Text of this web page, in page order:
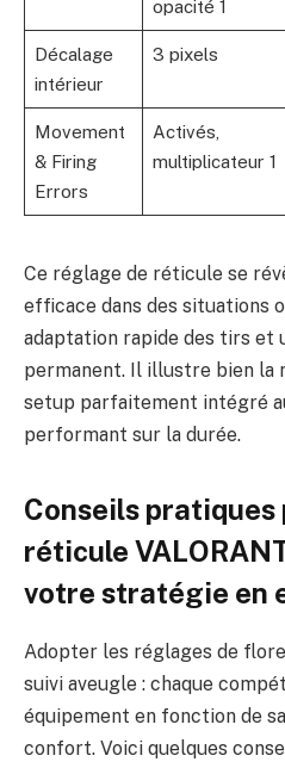
opacité 1
Décalage
intérieur
3 pixels
Movement
& Firing
Errors
Activés,
multiplicateur 1
Ce réglage de réticule se
efficace dans des situations
adaptation rapide des tirs et
permanent. Il illustre bien la
setup parfaitement intégré
performant sur la durée.
Conseils pratiques
réticule
votre stratégie en
Adopter les réglages de
suivi aveugle : chaque
équipement en fonction de
confort. Voici quelques